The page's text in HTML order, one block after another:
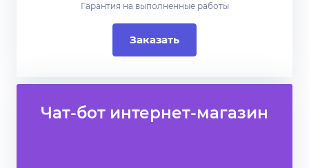
Гарантия на выполненные работы
Заказать
Чат-бот интернет-магазин